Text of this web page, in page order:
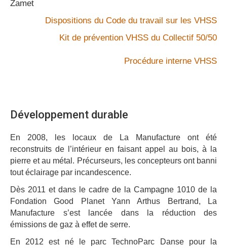
Zamet
Dispositions du Code du travail sur les VHSS
Kit de prévention VHSS du Collectif 50/50
Procédure interne VHSS
Développement durable
En 2008, les locaux de La Manufacture ont été
reconstruits de l’intérieur en faisant appel au bois, à la
pierre et au métal. Précurseurs, les concepteurs ont banni
tout éclairage par incandescence.
Dès 2011 et dans le cadre de la Campagne 1010 de la
Fondation Good Planet Yann Arthus Bertrand, La
Manufacture s’est lancée dans la réduction des
émissions de gaz à effet de serre.
En 2012 est né le parc TechnoParc Danse pour la